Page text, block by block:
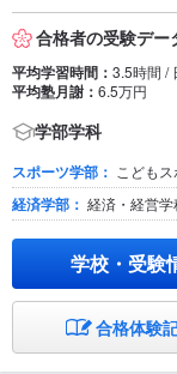
合格者の受験デー
平均学習時間： 3.5時間 /
平均塾月謝： 6.5万円
学部学科
スポーツ学部： こども
経済学部： 経済・経営
学校・受験
合格体験